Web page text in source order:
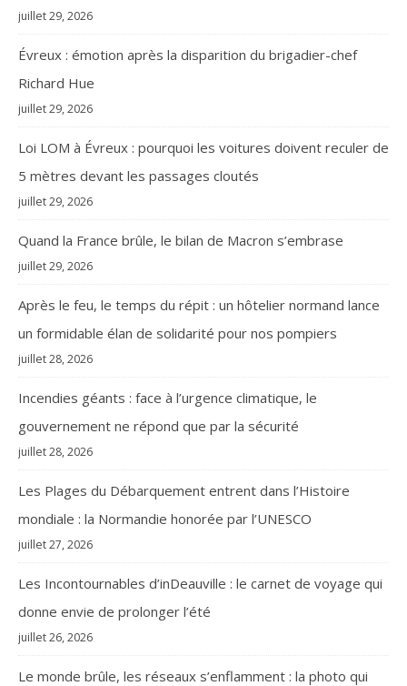
juillet 29, 2026
Évreux : émotion après la disparition du brigadier-chef
Richard Hue
juillet 29, 2026
Loi LOM à Évreux : pourquoi les voitures doivent reculer de
5 mètres devant les passages cloutés
juillet 29, 2026
Quand la France brûle, le bilan de Macron s’embrase
juillet 29, 2026
Après le feu, le temps du répit : un hôtelier normand lance
un formidable élan de solidarité pour nos pompiers
juillet 28, 2026
Incendies géants : face à l’urgence climatique, le
gouvernement ne répond que par la sécurité
juillet 28, 2026
Les Plages du Débarquement entrent dans l’Histoire
mondiale : la Normandie honorée par l’UNESCO
juillet 27, 2026
Les Incontournables d’inDeauville : le carnet de voyage qui
donne envie de prolonger l’été
juillet 26, 2026
Le monde brûle, les réseaux s’enflamment : la photo qui